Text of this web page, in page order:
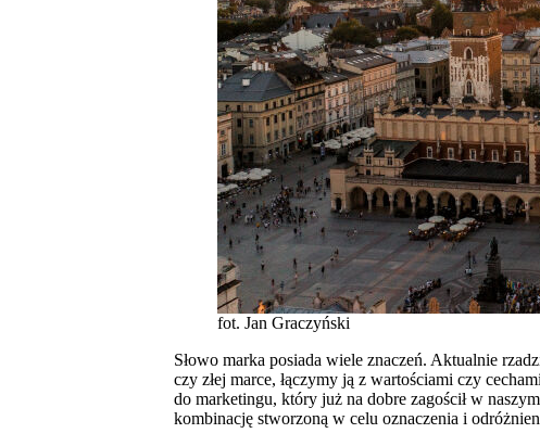
fot. Jan Graczyński
Słowo marka posiada wiele znaczeń. Aktualnie
czy złej marce, łączymy ją z wartościami czy
do marketingu, który już na dobre zagościł w
kombinację stworzoną w celu oznaczenia i